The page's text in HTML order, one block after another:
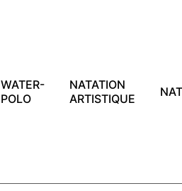
WATER-
POLO
NATATION
ARTISTIQUE